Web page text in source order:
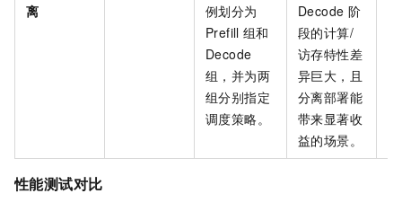
离
例划分为
Prefill 组和
Decode
组，并为两
组分别指定
调度策略。
Decode 阶
段的计算/
访存特性差
异巨大，且
分离部署能
带来显著收
益的场景。
性能测试对比